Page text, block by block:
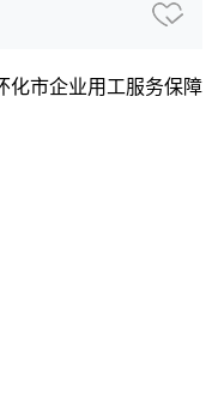
化市企业用工服务保障